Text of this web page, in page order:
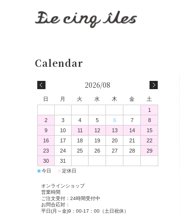
2026/08
日 月 火 水 木 金
土
1
2
3 4 5 6 7
8
9
10 11 12 13 14
15
16
17 18 19 20 21
22
23
24 25 26 27 28
29
30
31
■今日 ■ 定休日
オンラインショップ
営業時間
ご注文受付：24時間受付中
お問合応対：
平日(月～金)9：00-17：00（土日祝休）